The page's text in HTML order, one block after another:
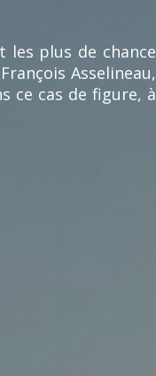
les plus de chance
Asselineau,
ce cas de figure, à